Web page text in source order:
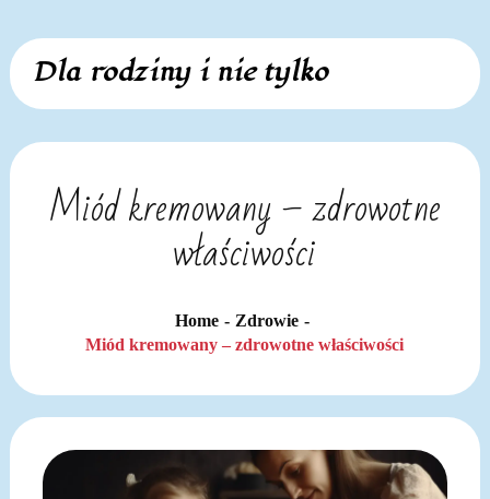
Skip
content
Dla rodziny i nie tylko
Miód kremowany – zdrowotne
właściwości
Home
Zdrowie
Miód kremowany – zdrowotne właściwości